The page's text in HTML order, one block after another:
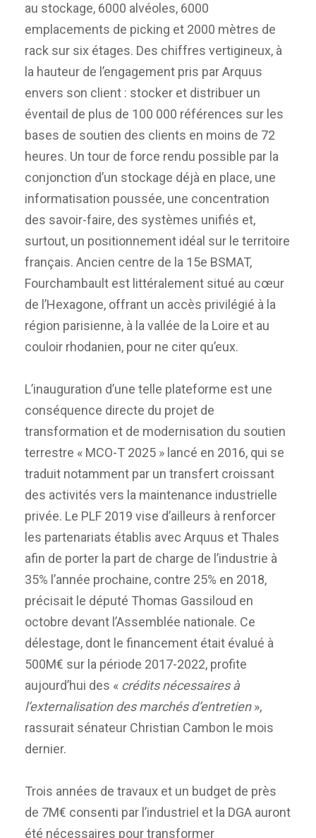
au stockage, 6000 alvéoles, 6000
emplacements de picking et 2000 mètres de
rack sur six étages. Des chiffres vertigineux, à
la hauteur de l’engagement pris par Arquus
envers son client : stocker et distribuer un
éventail de plus de 100 000 références sur les
bases de soutien des clients en moins de 72
heures. Un tour de force rendu possible par la
conjonction d’un stockage déjà en place, une
informatisation poussée, une concentration
des savoir-faire, des systèmes unifiés et,
surtout, un positionnement idéal sur le territoire
français. Ancien centre de la 15e BSMAT,
Fourchambault est littéralement situé au cœur
de l’Hexagone, offrant un accès privilégié à la
région parisienne, à la vallée de la Loire et au
couloir rhodanien, pour ne citer qu’eux.
L’inauguration d’une telle plateforme est une
conséquence directe du projet de
transformation et de modernisation du soutien
terrestre « MCO-T 2025 » lancé en 2016, qui se
traduit notamment par un transfert croissant
des activités vers la maintenance industrielle
privée. Le PLF 2019 vise d’ailleurs à renforcer
les partenariats établis avec Arquus et Thales
afin de porter la part de charge de l’industrie à
35% l’année prochaine, contre 25% en 2018,
précisait le député Thomas Gassiloud en
octobre devant l’Assemblée nationale. Ce
délestage, dont le financement était évalué à
500M€ sur la période 2017-2022, profite
aujourd’hui des « crédits nécessaires à
l’externalisation des marchés d’entretien»,
rassurait sénateur Christian Cambon le mois
dernier.
Trois années de travaux et un budget de près
de 7M€ consenti par l’industriel et la DGA auront
été nécessaires pour transformer